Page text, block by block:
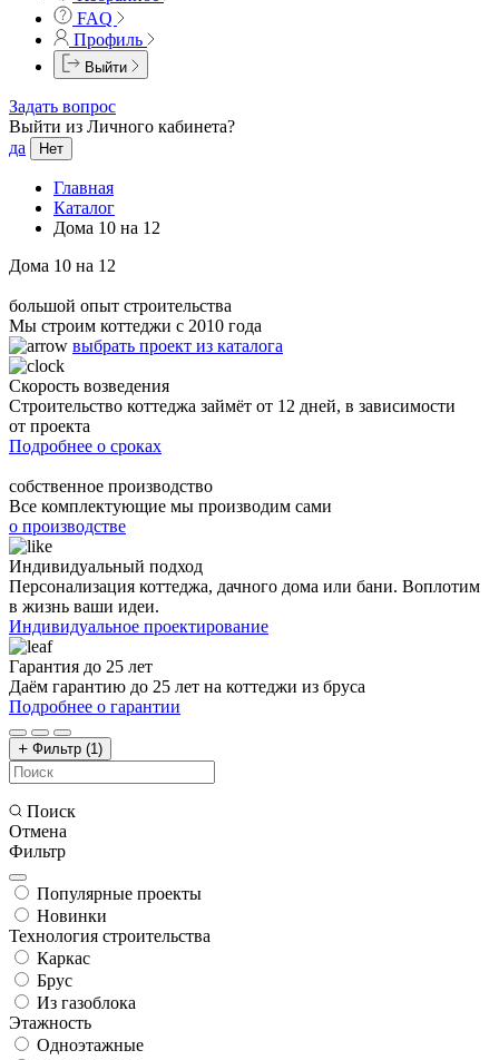
FAQ
Профиль
Выйти
Задать вопрос
Выйти из Личного кабинета?
да
Нет
Главная
Каталог
Дома 10 на 12
Дома 10 на 12
большой опыт строительства
Мы строим коттеджи с 2010 года
выбрать проект из каталога
Скорость возведения
Строительство коттеджа займёт от 12 дней, в зависимости
от проекта
Подробнее о сроках
собственное производство
Все комплектующие мы производим сами
о производстве
Индивидуальный подход
Персонализация коттеджа, дачного дома или бани. Воплотим
в жизнь ваши идеи.
Индивидуальное проектирование
Гарантия до 25 лет
Даём гарантию до 25 лет на коттеджи из бруса
Подробнее о гарантии
Фильтр (1)
Поиск
Отмена
Фильтр
Популярные проекты
Новинки
Технология строительства
Каркас
Брус
Из газоблока
Этажность
Одноэтажные